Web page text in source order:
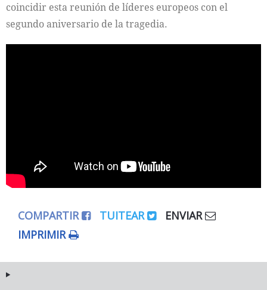
coincidir esta reunión de líderes europeos con el
segundo aniversario de la tragedia.
COMPARTIR TUITEAR
ENVIAR
IMPRIMIR